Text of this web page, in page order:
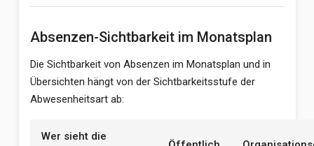
Absenzen-Sichtbarkeit im Monatsplan
Die Sichtbarkeit von Absenzen im Monatsplan und in
Übersichten hängt von der Sichtbarkeitsstufe der
Abwesenheitsart ab:
Wer sieht die